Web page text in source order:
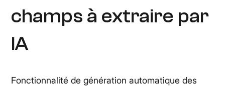
champs à extraire par
IA
Fonctionnalité de génération automatique des